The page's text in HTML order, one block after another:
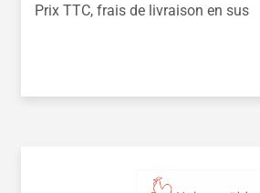
Prix TTC, frais de livraison en sus